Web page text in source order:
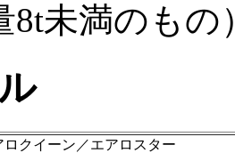
8t未満のもの
クイーン／エアロスター